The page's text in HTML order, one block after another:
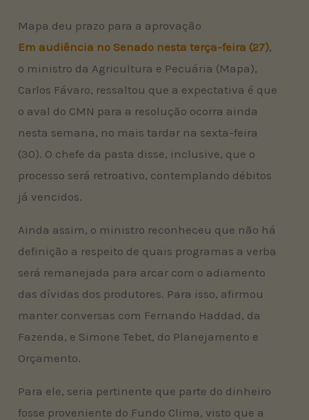
Mapa deu prazo para a aprovação
Em audiência no Senado nesta terça-feira (27),
o ministro da Agricultura e Pecuária (Mapa),
Carlos Fávaro, ressaltou que a expectativa é que
o aval do CMN para a resolução ocorra ainda
nesta semana, no mais tardar na sexta-feira
(30). O chefe da pasta disse, inclusive, que o
processo será retroativo, contemplando débitos
já vencidos.
Ainda assim, o ministro reconheceu que não há
definição a respeito de quais programas a verba
será remanejada para arcar com o adiamento
das dívidas dos produtores. Para isso, afirmou
manter conversas com Fernando Haddad, da
Fazenda, e Simone Tebet, do Planejamento e
Orçamento.
Para ele, seria pertinente que parte do dinheiro
fosse proveniente do Fundo Clima, visto que a